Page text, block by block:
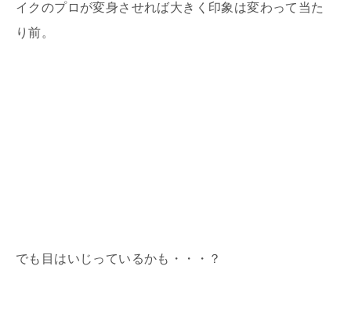
イクのプロが変身させれば大きく印象は変わって当た
り前。
でも目はいじっているかも・・・？